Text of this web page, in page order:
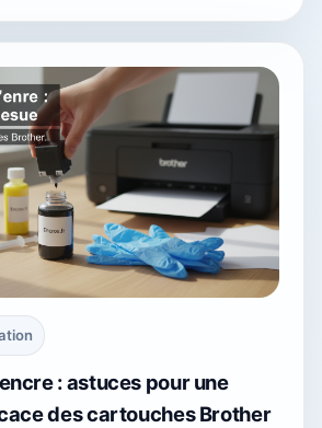
: astuces pour une
des cartouches Brother